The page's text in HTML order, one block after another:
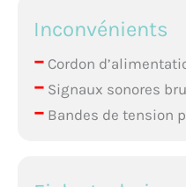
Inconvénients
–Cordon
–Signaux sonores
–Bandes de tension